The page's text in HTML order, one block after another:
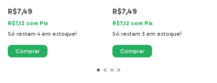
R$7,49
R$7,12 com Pix
Só restam 4em estoque!
R$7,49
R$7,12 com Pix
Só restam 3 em estoque!